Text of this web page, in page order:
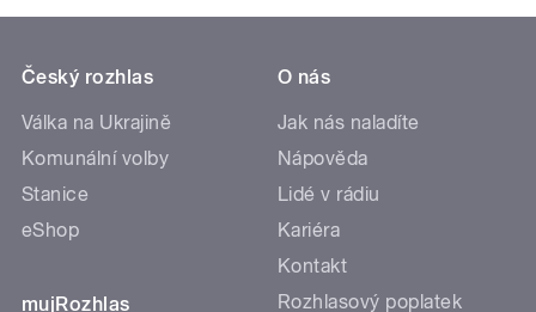
Český rozhlas
Válka na Ukrajině
Komunální volby
Stanice
eShop
mujRozhlas
O nás
Jak nás naladíte
Nápověda
Lidé v rádiu
Kariéra
Kontakt
Rozhlasový poplatek